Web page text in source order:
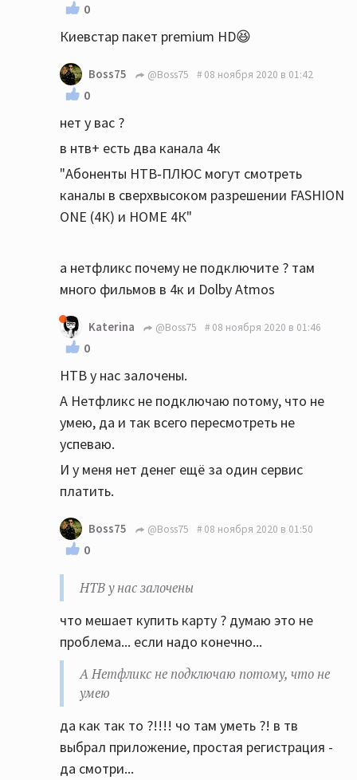
0
Киевстар пакет premium HD😆
Boss75 @Boss75 08 ноября 2020 в 01:42
0
нет у вас ?
в нтв+ есть два канала 4к
"Абоненты НТВ‑ПЛЮС могут смотреть
каналы в сверхвысоком разрешении FASHION
ONE (4К) и HOME 4К"
а нетфликс почему не подключите ? там
много фильмов в 4к и Dolby Atmos
Katerina @Boss75 08 ноября 2020 в 01:46
0
НТВ у нас залочены.
А Нетфликс не подключаю потому, что не
умею, да и так всего пересмотреть не
успеваю.
И у меня нет денег ещё за один сервис
платить.
Boss75 @Boss75 08 ноября 2020 в 01:50
0
НТВ у нас залочены
что мешает купить карту ? думаю это не
проблема... если надо конечно...
А Нетфликс не подключаю потому, что не
умею
да как так то ?!!!! чо там уметь ?! в тв
выбрал приложение, простая регистрация -
да смотри...